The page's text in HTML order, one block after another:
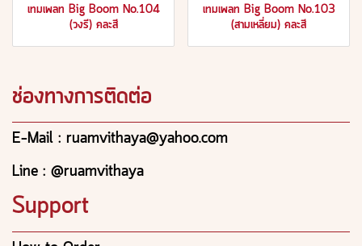
เทมเพลท Big Boom No.104
(วงรี) คละสี
เทมเพลท Big Boom No.103
(สามเหลี่ยม) คละสี
ช่องทางการติดต่อ
E-Mail : ruamvithaya@yahoo.com
Line : @ruamvithaya
Support